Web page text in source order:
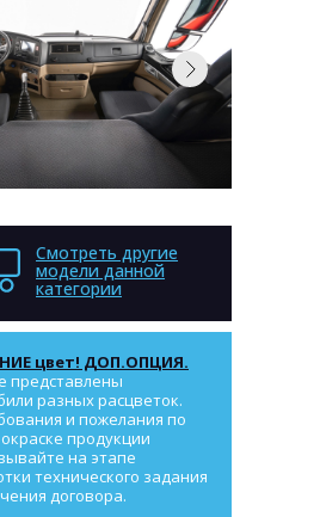
Смотреть другие
модели данной
категории
цвет! ДОП.ОПЦИЯ.
представлены
разных расцветок.
и пожелания по
продукции
на этапе
технического задания
договора.